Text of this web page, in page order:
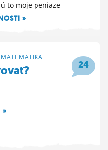
to moje peniaze
»
24
MATEMATIKA
»